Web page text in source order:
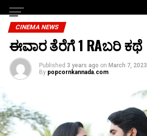
CINEMA NEWS
ಈವಾರ ತೆರೆಗೆ 1 RAಬರಿ ಕಥೆ
Published 3 years ago on March 7, 2023
By popcornkannada.com